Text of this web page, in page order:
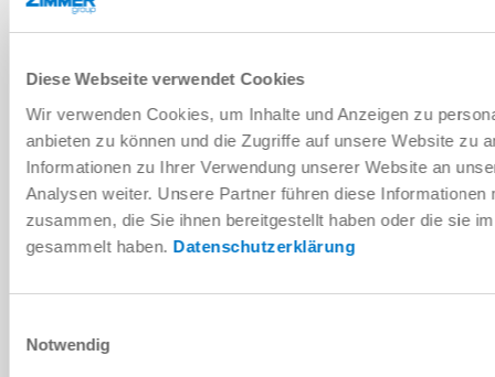
Diese Webseite verwendet Cookies
Wir verwenden Cookies, um Inhalte und Anzeigen zu
anbieten zu können und die Zugriffe auf unsere Website zu
Informationen zu Ihrer Verwendung unserer Website an
Analysen weiter. Unsere Partner führen diese
zusammen, die Sie ihnen bereitgestellt haben oder die sie
gesammelt haben. Datenschutzerklärung
Notwendig
Télécharger les données de CAO
Télécharger